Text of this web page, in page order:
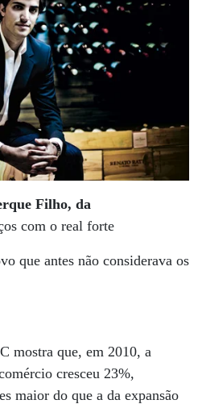
Filho, da
com o real forte
que antes não considerava os
mostra que, em 2010, a
cresceu 23%,
maior do que a da expansão